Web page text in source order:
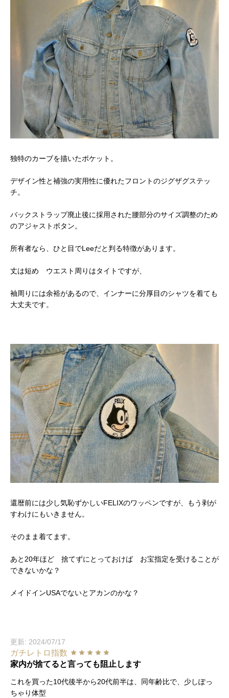
独特のカーブを描いたポケット。
デザイン性と補強の実用性に優れたフロントのジグザグステッ
チ。
バックストラップ廃止後に採用された腰部分のサイズ調整のため
のアジャストボタン。
所有者なら、ひと目でLeeだと判る特徴があります。
丈は短め ウエスト周りはタイトですが、
袖周りには余裕があるので、インナーに分厚目のシャツを着ても
大丈夫です。
還暦前には少し気恥ずかしいFELIXのワッペンですが、もう剥が
すわけにもいきません。
そのまま着てます。
あと20年ほど 捨てずにとっておけば お宝指定を受けることが
できないかな？
メイドインUSAでないとアカンのかな？
更新: 2024/07/17
ガチレトロ指数
家内が捨てると言っても阻止します
これを買った10代後半から20代前半は、同年齢比で、少しぽっ
ちゃり体型